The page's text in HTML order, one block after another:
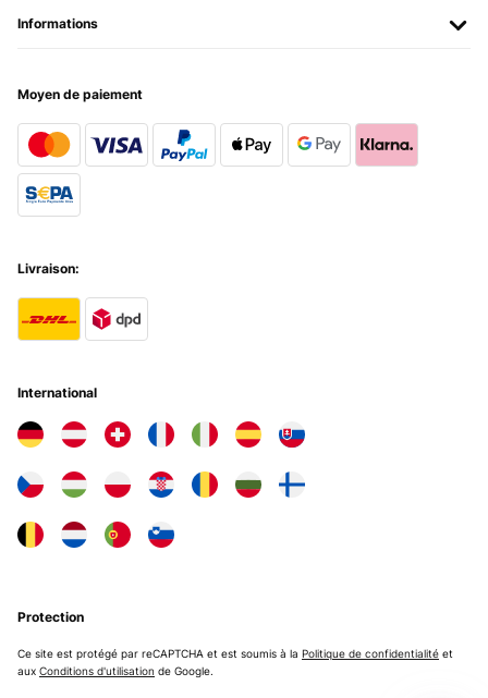
Informations
Moyen de paiement
Livraison:
International
Protection
Ce site est protégé par reCAPTCHA et est soumis à la Politique de confidentialité et
aux Conditions d'utilisation de Google.